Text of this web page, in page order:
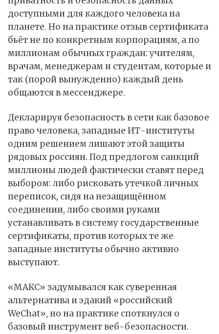
доступными для каждого человека на
планете. Но на практике отзыв сертификата
бьёт не по конкретным корпорациям, а по
миллионам обычных граждан: учителям,
врачам, менеджерам и студентам, которые и
так (порой вынужденно) каждый день
общаются в мессенджере.
Декларируя безопасность в сети как базовое
право человека, западные ИТ-институты
одним решением лишают этой защиты
рядовых россиян. Под предлогом санкций
миллионы людей фактически ставят перед
выбором: либо рисковать утечкой личных
переписок, сидя на незащищённом
соединении, либо своими руками
устанавливать в систему государственные
сертификаты, против которых те же
западные институты обычно активно
выступают.
«МАКС» задумывался как суверенная
альтернатива и эдакий «российский
WeChat», но на практике споткнулся о
базовый инструмент веб-безопасности.